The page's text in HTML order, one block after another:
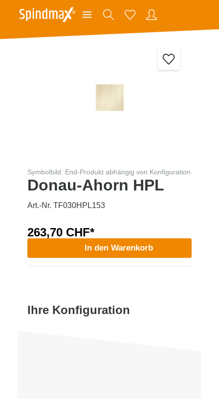
Symbolbild: End-Produkt abhängig von Konfiguration
Donau-Ahorn HPL
Art.-Nr. TF030HPL153
263,70 CHF*
In den Warenkorb
Ihre Konfiguration